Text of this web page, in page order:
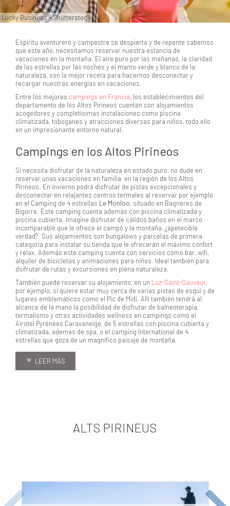
Lucky Business - Shutterstock
Espíritu aventurero y campestre se despierta y de repente sabemos
que este año, necesitamos reservar nuestra estancia de
vacaciones en la montaña. El aire puro por las mañanas, la claridad
de las estrellas por las noches y el manto verde y blanco de la
naturaleza, son la mejor receta para hacernos desconectar y
recargar nuestras energías en vacaciones.
Entre los mejores campings en Francia, los establecimientos del
departamento de los Altos Pirineos cuentan con alojamientos
acogedores y completísimas instalaciones como piscina
climatizada, toboganes y atracciones diversas para niños, todo ello
en un impresionante entorno natural.
Campings en los Altos Pirineos
Si necesita disfrutar de la naturaleza en estado puro, no dude en
reservar unas vacaciones en familia en la región de los Altos
Pirineos. En invierno podrá disfrutar de pistas excepcionales y
desconectar en relajantes centros termales al reservar por ejemplo
en el Camping de 4 estrellas Le Monloo, situado en Bagneres de
Bigorre. Este camping cuenta además con piscina climatizada y
piscina cubierta. Imagine disfrutar de cálidos baños en el marco
incomparable que le ofrece el campò y la montaña, ¿apetecible
verdad?. Sus alojamientos son bungalows y parcelas de primera
categoría para instalar su tienda que le ofrecerán el máximo confort
y relax. Además este camping cuenta con servicios como bar, wifi,
alquiler de bicicletas y animaciones para niños. Ideal también para
dsifrutar de rutas y excursiones en plena naturaleza.
También puede reservar su alojamiento, en un Luz-Saint-Sauveur,
por ejemplo, si quiere estar muy cerca de varias pistas de esquí y de
lugares emblemáticos como el Pic de Midi. Allí también tendrá al
alcance de la mano la posibilidad de disfrutar de balneoterapia,
termalismo y otras actividades wellness en campings como el
Airotel Pyrénées Caravaneige, de 5 estrellas con piscina cubierta y
climatizada, además de spa, o el camping International de 4
estrellas que goza de un magnífico paisaje de montaña.
LEER MÁS
ALTS PIRINEUS